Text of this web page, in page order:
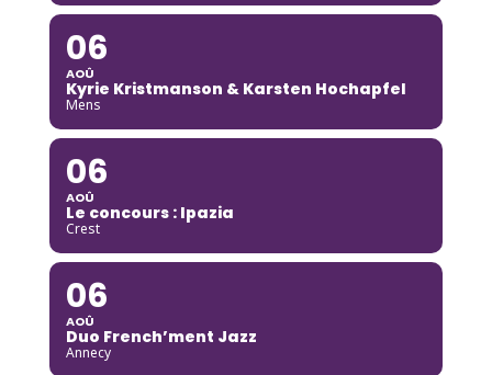
06
AOÛ
Kyrie Kristmanson & Karsten Hochapfel
Mens
06
AOÛ
Le concours : Ipazia
Crest
06
AOÛ
Duo French’ment Jazz
Annecy